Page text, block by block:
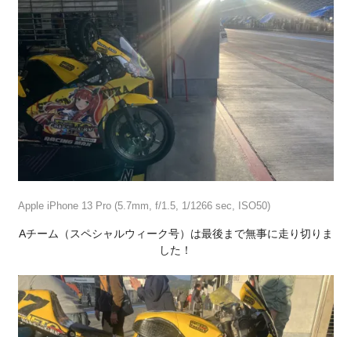
Apple iPhone 13 Pro (5.7mm, f/1.5, 1/1266 sec, ISO50)
Aチーム（スペシャルウィーク号）は最後まで無事に走り切りま
した！